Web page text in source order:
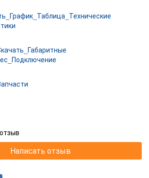
Написать отзыв